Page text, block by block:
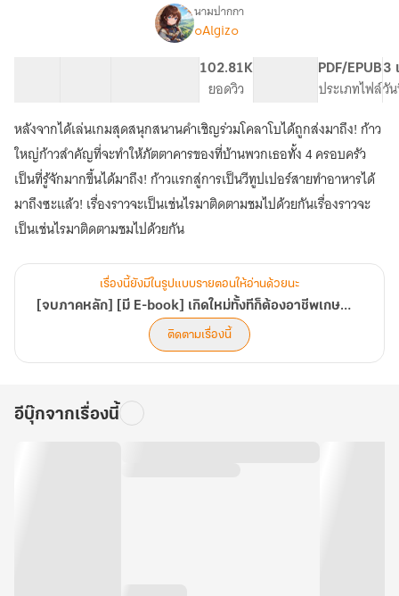
เกษตรกร
Off
เล่ม
5
เรื่อง[จบ
หลัก]
[มี
E-
book]
เกิด
ใหม่
ทั้งที
ก็
ต้อง
สิ!
[เริ่ม
Spin
Off!]
นามปากกา
๐Algiz๐
102.81K
ยอดวิว
PDF/EPUB
ประเภทไฟล์
3
วั
หลังจากได้เล่นเกมสุดสนุกสนานคำเชิญร่วมโคลาโบได้ถูกส่งมาถึง! ก้าว
ใหญ่ก้าวสำคัญที่จะทำให้ภัตตาคารของที่บ้านพวกเธอทั้ง 4 ครอบครัว
เป็นที่รู้จักมากขึ้นได้มาถึง! ก้าวแรกสู่การเป็นวีทูปเปอร์สายทำอาหารได้
มาถึงซะแล้ว! เรื่องราวจะเป็นเช่นไรมาติดตามชมไปด้วยกันเรื่องราวจะ
เป็นเช่นไรมาติดตามชมไปด้วยกัน
เรื่องนี้ยังมีในรูปแบบรายตอนให้อ่านด้วยนะ
[จบภาคหลัก] [มี E-book] เกิดใหม่ทั้งทีก็ต้องอาชีพเกษตรกรสิ! [เริ่ม Spin Off!]
ติดตามเรื่องนี้
อีบุ๊กจากเรื่องนี้